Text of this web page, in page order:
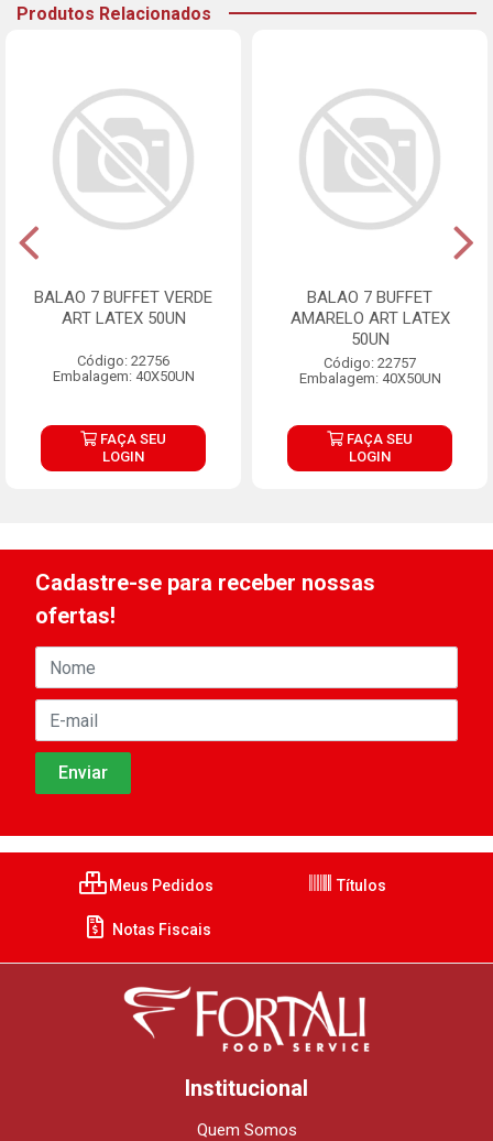
Produtos Relacionados
BALAO 7 BUFFET VERDE
ART LATEX 50UN
Código: 22756
Embalagem: 40X50UN
FAÇA SEU
LOGIN
BALAO 7 BUFFET
AMARELO ART LATEX
50UN
Código: 22757
Embalagem: 40X50UN
FAÇA SEU
LOGIN
Cadastre-se para receber nossas
ofertas!
Meus Pedidos Títulos
Notas Fiscais
Institucional
Quem Somos